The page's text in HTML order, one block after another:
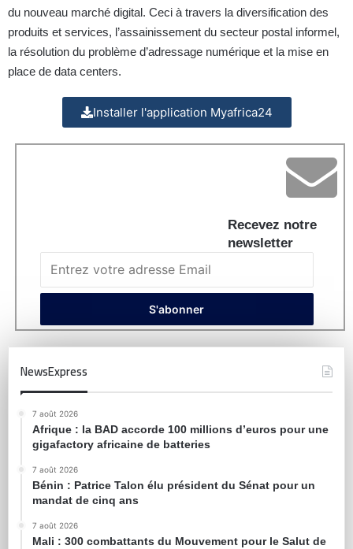
du nouveau marché digital. Ceci à travers la diversification des
produits et services, l’assainissement du secteur postal informel,
la résolution du problème d’adressage numérique et la mise en
place de data centers.
Installer l'application Myafrica24
Recevez notre
newsletter
NewsExpress
7 août 2026
Afrique : la BAD accorde 100 millions d’euros pour une
gigafactory africaine de batteries
7 août 2026
Bénin : Patrice Talon élu président du Sénat pour un
mandat de cinq ans
7 août 2026
Mali : 300 combattants du Mouvement pour le Salut de